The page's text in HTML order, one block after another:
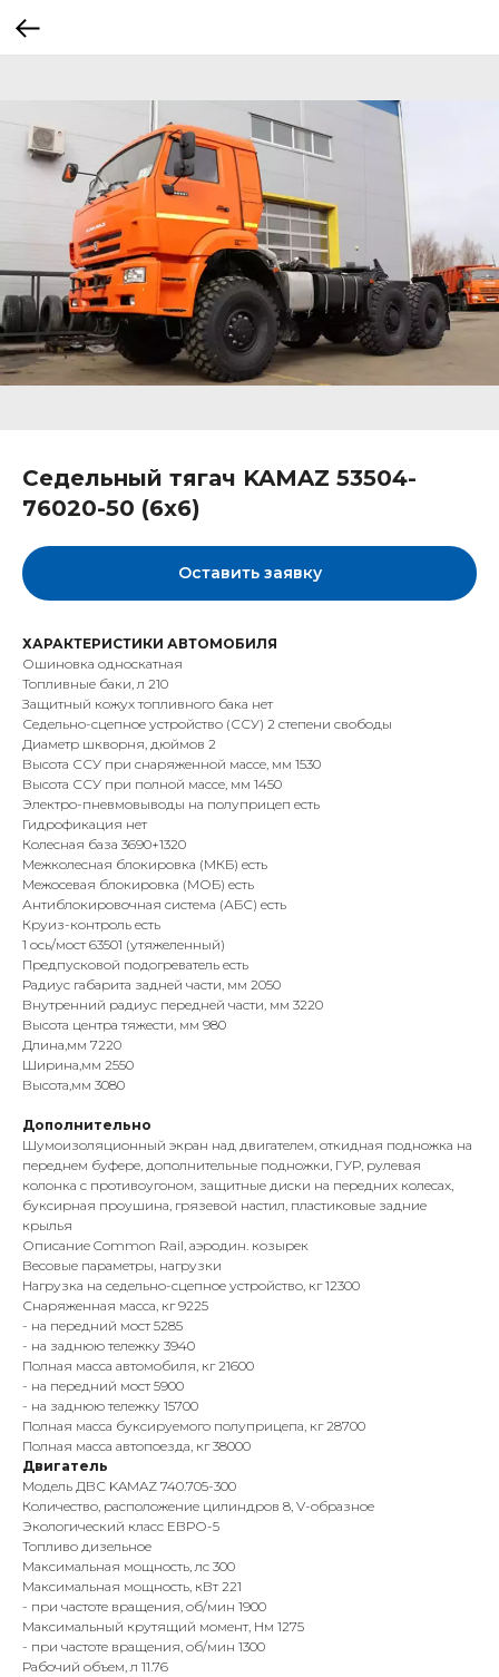
Седельный тягач KAMAZ 53504-
76020-50 (6x6)
Оставить заявку
ХАРАКТЕРИСТИКИ АВТОМОБИЛЯ
Ошиновка односкатная
Топливные баки, л 210
Защитный кожух топливного бака нет
Седельно-сцепное устройство (ССУ) 2 степени свободы
Диаметр шкворня, дюймов 2
Высота ССУ при снаряженной массе, мм 1530
Высота ССУ при полной массе, мм 1450
Электро-пневмовыводы на полуприцеп есть
Гидрофикация нет
Колесная база 3690+1320
Межколесная блокировка (МКБ) есть
Межосевая блокировка (МОБ) есть
Антиблокировочная система (АБС) есть
Круиз-контроль есть
1 ось/мост 63501 (утяжеленный)
Предпусковой подогреватель есть
Радиус габарита задней части, мм 2050
Внутренний радиус передней части, мм 3220
Высота центра тяжести, мм 980
Длина,мм 7220
Ширина,мм 2550
Высота,мм 3080
Дополнительно
Шумоизоляционный экран над двигателем, откидная подножка на
переднем буфере, дополнительные подножки, ГУР, рулевая
колонка с противоугоном, защитные диски на передних колесах,
буксирная проушина, грязевой настил, пластиковые задние
крылья
Описание Common Rail, аэродин. козырек
Весовые параметры, нагрузки
Нагрузка на седельно-сцепное устройство, кг 12300
Снаряженная масса, кг 9225
- на передний мост 5285
- на заднюю тележку 3940
Полная масса автомобиля, кг 21600
- на передний мост 5900
- на заднюю тележку 15700
Полная масса буксируемого полуприцепа, кг 28700
Полная масса автопоезда, кг 38000
Двигатель
Модель ДВС KAMAZ 740.705-300
Количество, расположение цилиндров 8, V-образное
Экологический класс ЕВРО-5
Топливо дизельное
Максимальная мощность, лс 300
Максимальная мощность, кВт 221
- при частоте вращения, об/мин 1900
Максимальный крутящий момент, Нм 1275
- при частоте вращения, об/мин 1300
Рабочий объем, л 11.76